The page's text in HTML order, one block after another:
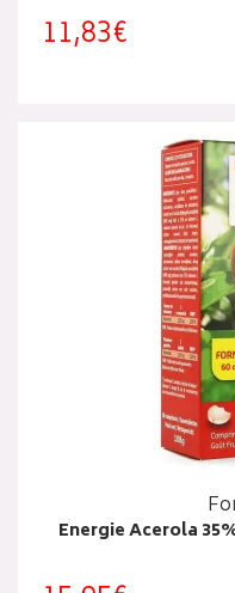
11,83€
Energie Acerola